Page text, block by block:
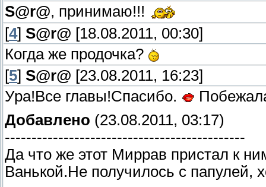
S@r@, принимаю!!!
[4] S@r@ [18.08.2011, 00:30]
Когда же продочка?
[5] S@r@ [23.08.2011, 16:23]
Ура!Все главы!Спасибо.
Добавлено (23.08.2011, 03:17)
---------------------------------------------
Да что же этот Миррав пристал к
Ванькой.Не получилось с папулей,